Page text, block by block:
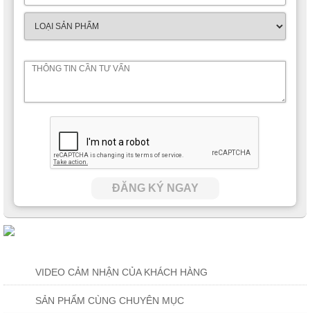
ĐĂNG KÝ NGAY
VIDEO CẢM NHẬN CỦA KHÁCH HÀNG
SẢN PHẨM CÙNG CHUYÊN MỤC